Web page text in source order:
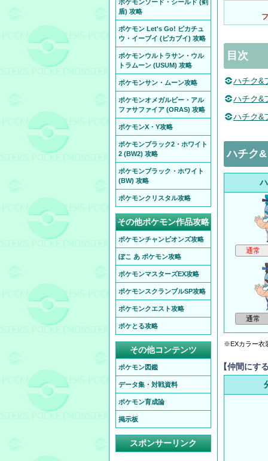
目次
ハチク&
ハチク&
ハチク&
ハチク
※EXカラー衣
【仲間にす
ポケモンソード・シールド (剣
盾) 攻略
ポケモン Let's Go! ピカチュ
ウ・イーブイ (ピカブイ) 攻略
ポケモンウルトラサン・ウル
トラムーン (USUM) 攻略
ポケモンサン・ムーン攻略
ポケモンオメガルビー・アル
ファサファイア (ORAS) 攻略
ポケモンX・Y攻略
ポケモンブラック2・ホワイト
2 (BW2) 攻略
ポケモンブラック・ホワイト
(BW) 攻略
ポケモンクリスタル攻略
その他ポケモン作品攻略
ポケモンチャンピオンズ攻略
ぽこ あ ポケモン攻略
ポケモンマスターズEX攻略
ポケモンスクランブルSP攻略
ポケモンクエスト攻略
ポケとる攻略
その他コンテンツ
ポケモン図鑑
データ集・対戦資料
ポケモン育成論
掲示板
スポンサーリンク